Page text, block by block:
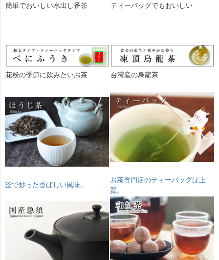
簡単でおいしい水出し番茶 ティーバッグでもおいしい
花粉の季節に飲みたいお茶 台湾産の烏龍茶
釜で炒った香ばしい風味。
お茶専門店のティーバッグは上
質。